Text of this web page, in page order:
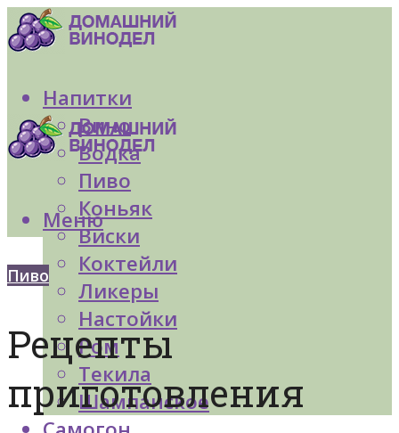
Напитки
Вино
Водка
Пиво
Коньяк
Виски
Коктейли
Ликеры
Настойки
Ром
Текила
Шампанское
Меню
Пиво
Рецепты
приготовления